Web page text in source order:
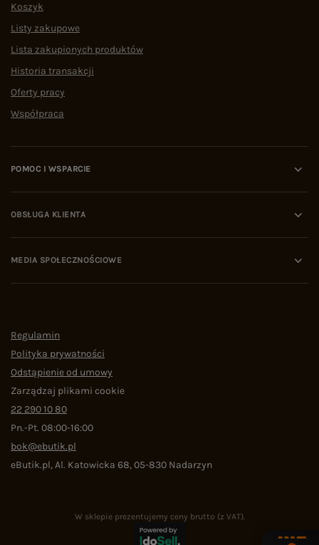
Koszyk
Listy zakupowe
Lista zakupionych produktów
Historia transakcji
Oferty pracy
Współpraca
POMOC I WSPARCIE
OBSŁUGA KLIENTA
MEDIA SPOŁECZNOŚCIOWE
Regulamin
Polityka prywatności
Odstąpienie od umowy
Zarządzaj plikami cookie
22 290 10 80
Pn.-Pt. 08:00-16:00
bok@ebutik.pl
eButik.pl,Al. Katowicka 68,05-830 Nadarzyn
W sklepie prezentujemy ceny brutto (z VAT).